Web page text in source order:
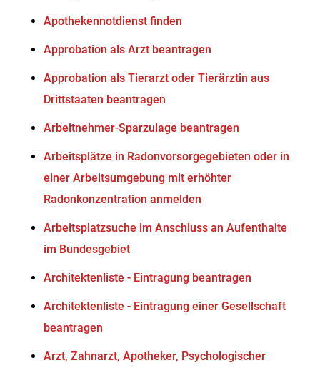
Apothekennotdienst finden
Approbation als Arzt beantragen
Approbation als Tierarzt oder Tierärztin aus
Drittstaaten beantragen
Arbeitnehmer-Sparzulage beantragen
Arbeitsplätze in Radonvorsorgegebieten oder in
einer Arbeitsumgebung mit erhöhter
Radonkonzentration anmelden
Arbeitsplatzsuche im Anschluss an Aufenthalte
im Bundesgebiet
Architektenliste - Eintragung beantragen
Architektenliste - Eintragung einer Gesellschaft
beantragen
Arzt, Zahnarzt, Apotheker, Psychologischer